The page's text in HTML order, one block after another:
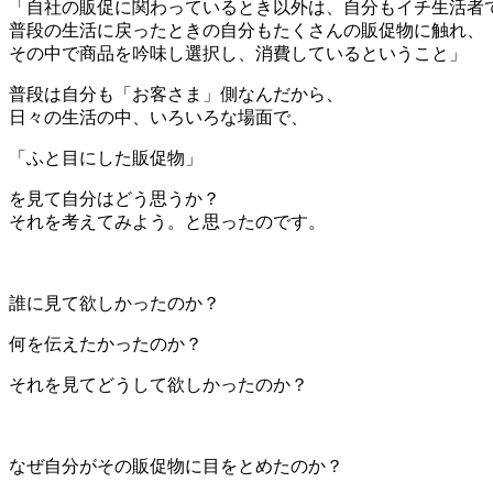
「自社の販促に関わっているとき以外は、自分もイチ生活者
普段の生活に戻ったときの自分もたくさんの販促物に触れ、
その中で商品を吟味し選択し、消費しているということ」
普段は自分も「お客さま」側なんだから、
日々の生活の中、いろいろな場面で、
「ふと目にした販促物」
を見て自分はどう思うか？
それを考えてみよう。と思ったのです。
誰に見て欲しかったのか？
何を伝えたかったのか？
それを見てどうして欲しかったのか？
なぜ自分がその販促物に目をとめたのか？